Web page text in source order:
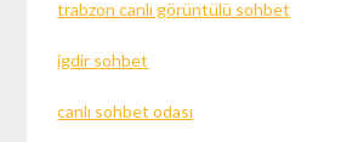
trabzon canlı görüntülü sohbet
igdir sohbet
canlı sohbet odası